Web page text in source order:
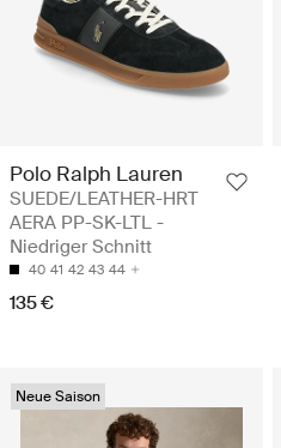
Polo Ralph Lauren
SUEDE/LEATHER-HRT
AERA PP-SK-LTL -
Niedriger Schnitt
40 41 42 43 44
135 €
Neue Saison